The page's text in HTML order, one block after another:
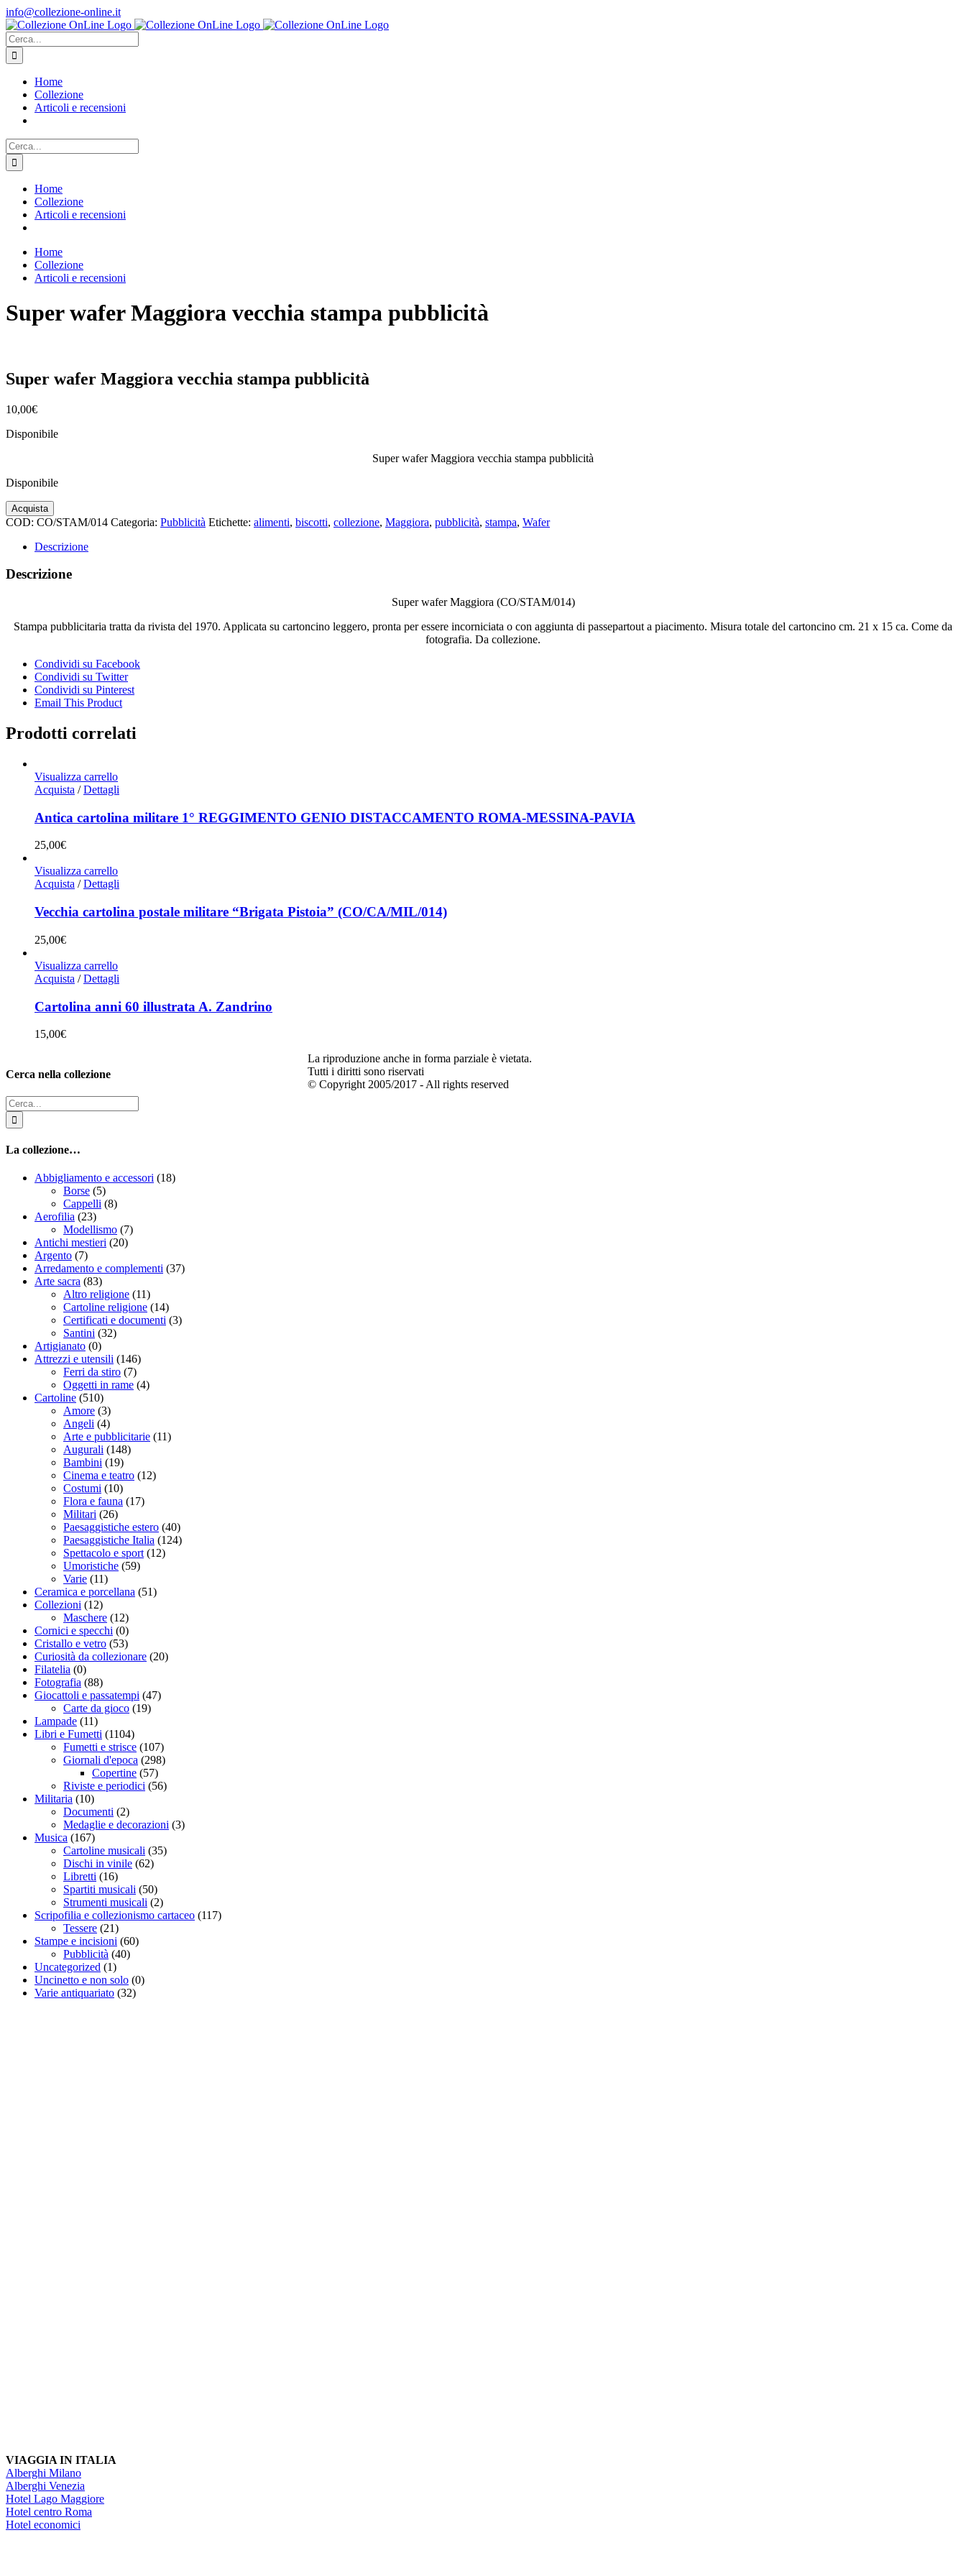
Salta
al
contenuto
info@collezione-online.it
Cerca
per:
Home
Collezione
Articoli e recensioni
Cerca
per:
Home
Collezione
Articoli e recensioni
Home
Collezione
Articoli e recensioni
Super wafer Maggiora vecchia stampa pubblicità
Super wafer Maggiora vecchia stampa pubblicità
10,00€
Disponibile
Super wafer Maggiora vecchia stampa pubblicità
Disponibile
Super
wafer
vecchia
pubblicità
Acquista
COD: CO/STAM/014 Categoria: Pubblicità Etichette: alimenti, biscotti, collezione, Maggiora, pubblicità, stampa, Wafer
Descrizione
Descrizione
Super wafer Maggiora (CO/STAM/014)
Stampa pubblicitaria tratta da rivista del 1970. Applicata su cartoncino leggero, pronta per essere incorniciata o con aggiunta di passepartout a piacimento. Misura totale del cartoncino cm. 21 x 15 ca. Come da
fotografia. Da collezione.
Condividi su Facebook
Condividi su Twitter
Condividi su Pinterest
Email This Product
Prodotti correlati
Visualizza carrello
Acquista / Dettagli
Antica cartolina militare 1° REGGIMENTO GENIO DISTACCAMENTO ROMA-MESSINA-PAVIA
25,00€
Visualizza carrello
Acquista / Dettagli
Vecchia cartolina postale militare “Brigata Pistoia” (CO/CA/MIL/014)
25,00€
Visualizza carrello
Acquista / Dettagli
Cartolina anni 60 illustrata A. Zandrino
15,00€
Cerca nella collezione
Cerca
per:
La collezione…
Abbigliamento e accessori (18)
Borse (5)
Cappelli (8)
Aerofilia (23)
Modellismo (7)
Antichi mestieri (20)
Argento (7)
Arredamento e complementi (37)
Arte sacra (83)
Altro religione (11)
Cartoline religione (14)
Certificati e documenti (3)
Santini (32)
Artigianato (0)
Attrezzi e utensili (146)
Ferri da stiro (7)
Oggetti in rame (4)
Cartoline (510)
Amore (3)
Angeli (4)
Arte e pubblicitarie (11)
Augurali (148)
Bambini (19)
Cinema e teatro (12)
Costumi (10)
Flora e fauna (17)
Militari (26)
Paesaggistiche estero (40)
Paesaggistiche Italia (124)
Spettacolo e sport (12)
Umoristiche (59)
Varie (11)
Ceramica e porcellana (51)
Collezioni (12)
Maschere (12)
Cornici e specchi (0)
Cristallo e vetro (53)
Curiosità da collezionare (20)
Filatelia (0)
Fotografia (88)
Giocattoli e passatempi (47)
Carte da gioco (19)
Lampade (11)
Libri e Fumetti (1104)
Fumetti e strisce (107)
Giornali d'epoca (298)
Copertine (57)
Riviste e periodici (56)
Militaria (10)
Documenti (2)
Medaglie e decorazioni (3)
Musica (167)
Cartoline musicali (35)
Dischi in vinile (62)
Libretti (16)
Spartiti musicali (50)
Strumenti musicali (2)
Scripofilia e collezionismo cartaceo (117)
Tessere (21)
Stampe e incisioni (60)
Pubblicità (40)
Uncategorized (1)
Uncinetto e non solo (0)
Varie antiquariato (32)
La riproduzione anche in forma parziale è vietata.
Tutti i diritti sono riservati
© Copyright 2005/2017 - All rights reserved
VIAGGIA IN ITALIA
Alberghi Milano
Alberghi Venezia
Hotel Lago Maggiore
Hotel centro Roma
Hotel economici